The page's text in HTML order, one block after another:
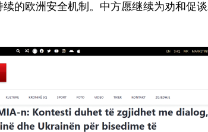
的欧洲安全机制。中方愿继续为劝和促